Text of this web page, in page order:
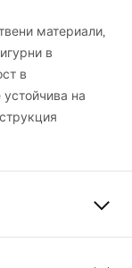
материали,
в
в
на